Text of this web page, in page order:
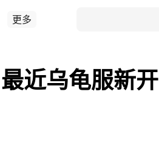
更多
近乌龟服新开